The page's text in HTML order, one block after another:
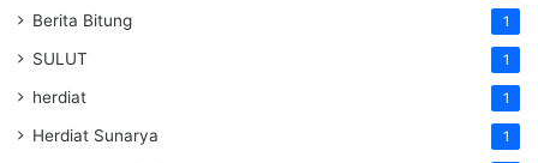
Berita Bitung 1
SULUT 1
herdiat 1
Herdiat Sunarya 1